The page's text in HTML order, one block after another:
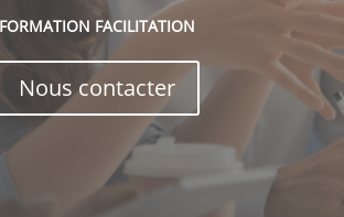
FORMATION FACILITATION
Nous contacter